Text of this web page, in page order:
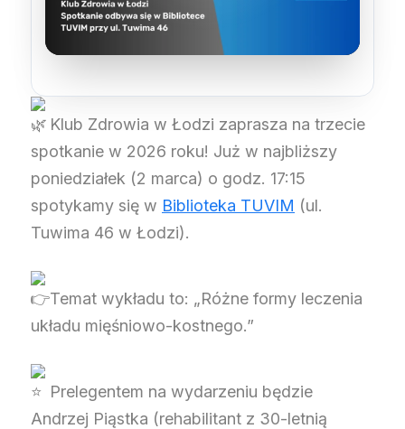
Klub Zdrowia w Łodzi zaprasza na trzecie
spotkanie w 2026 roku! Już w najbliższy
poniedziałek (2 marca) o godz. 17:15
spotykamy się w Biblioteka TUVIM (ul.
Tuwima 46 w Łodzi).
Temat wykładu to: „Różne formy leczenia
układu mięśniowo-kostnego.”
Prelegentem na wydarzeniu będzie
Andrzej Piąstka (rehabilitant z 30-letnią